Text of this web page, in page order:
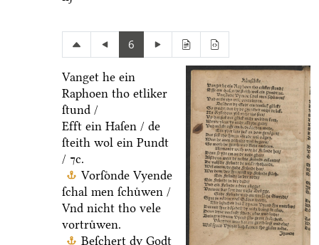
6
Vanget he ein
Raphoen tho etliker
ſtund /
Efft ein Haſen / de
ſteith wol ein Pundt
/ ⁊c.
Vorſoͤnde Vyende
ſchal men ſchuͤwen /
Vnd nicht tho vele
vortruͤwen.
Beſchert dy Godt